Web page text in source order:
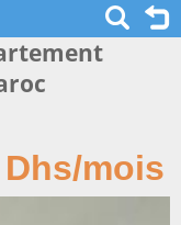
Dhs/mois